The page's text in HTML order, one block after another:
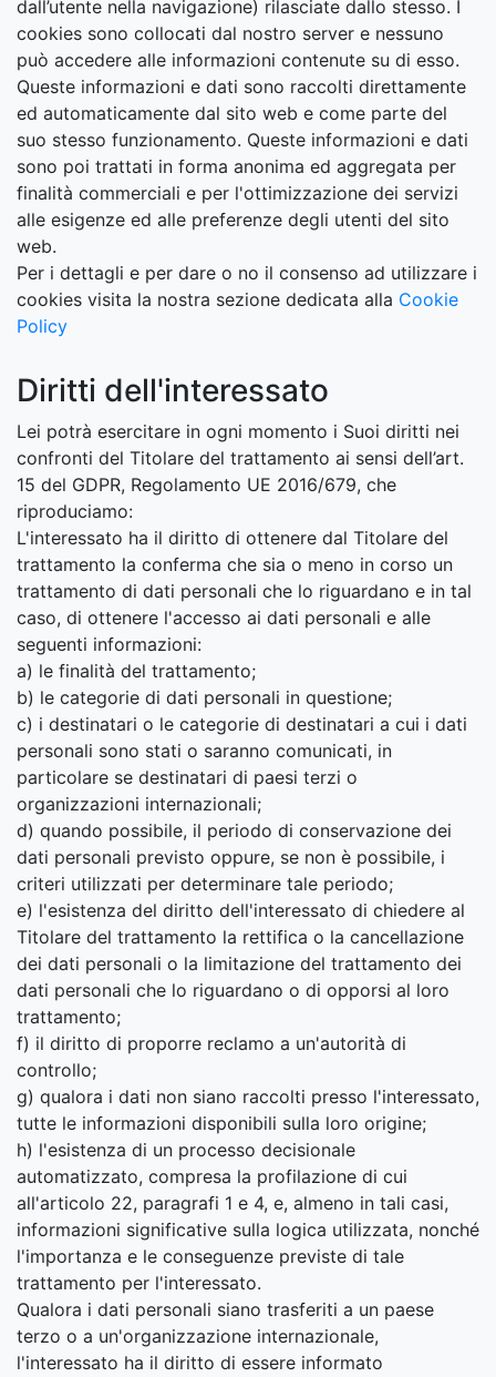
dall’utente nella navigazione) rilasciate dallo stesso. I
cookies sono collocati dal nostro server e nessuno
può accedere alle informazioni contenute su di esso.
Queste informazioni e dati sono raccolti direttamente
ed automaticamente dal sito web e come parte del
suo stesso funzionamento. Queste informazioni e dati
sono poi trattati in forma anonima ed aggregata per
finalità commerciali e per l'ottimizzazione dei servizi
alle esigenze ed alle preferenze degli utenti del sito
web.
Per i dettagli e per dare o no il consenso ad utilizzare i
cookies visita la nostra sezione dedicata alla Cookie
Policy
Diritti dell'interessato
Lei potrà esercitare in ogni momento i Suoi diritti nei
confronti del Titolare del trattamento ai sensi dell’art.
15 del GDPR, Regolamento UE 2016/679, che
riproduciamo:
L'interessato ha il diritto di ottenere dal Titolare del
trattamento la conferma che sia o meno in corso un
trattamento di dati personali che lo riguardano e in tal
caso, di ottenere l'accesso ai dati personali e alle
seguenti informazioni:
a) le finalità del trattamento;
b) le categorie di dati personali in questione;
c) i destinatari o le categorie di destinatari a cui i dati
personali sono stati o saranno comunicati, in
particolare se destinatari di paesi terzi o
organizzazioni internazionali;
d) quando possibile, il periodo di conservazione dei
dati personali previsto oppure, se non è possibile, i
criteri utilizzati per determinare tale periodo;
e) l'esistenza del diritto dell'interessato di chiedere al
Titolare del trattamento la rettifica o la cancellazione
dei dati personali o la limitazione del trattamento dei
dati personali che lo riguardano o di opporsi al loro
trattamento;
f) il diritto di proporre reclamo a un'autorità di
controllo;
g) qualora i dati non siano raccolti presso l'interessato,
tutte le informazioni disponibili sulla loro origine;
h) l'esistenza di un processo decisionale
automatizzato, compresa la profilazione di cui
all'articolo 22, paragrafi 1 e 4, e, almeno in tali casi,
informazioni significative sulla logica utilizzata, nonché
l'importanza e le conseguenze previste di tale
trattamento per l'interessato.
Qualora i dati personali siano trasferiti a un paese
terzo o a un'organizzazione internazionale,
l'interessato ha il diritto di essere informato